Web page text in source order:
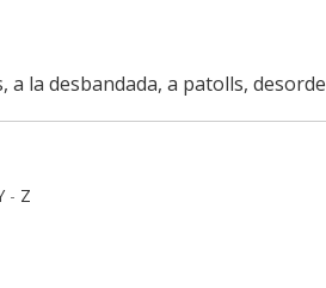
a la desbandada, a patolls,
- Z